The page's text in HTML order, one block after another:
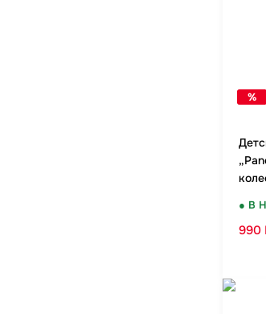
%
● В
990